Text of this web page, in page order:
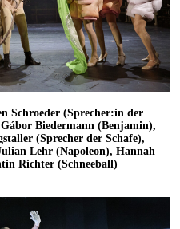
Schroeder (Sprecher:in der
Biedermann (Benjamin),
(Sprecher der Schafe),
Lehr (Napoleon), Hannah
Richter (Schneeball)